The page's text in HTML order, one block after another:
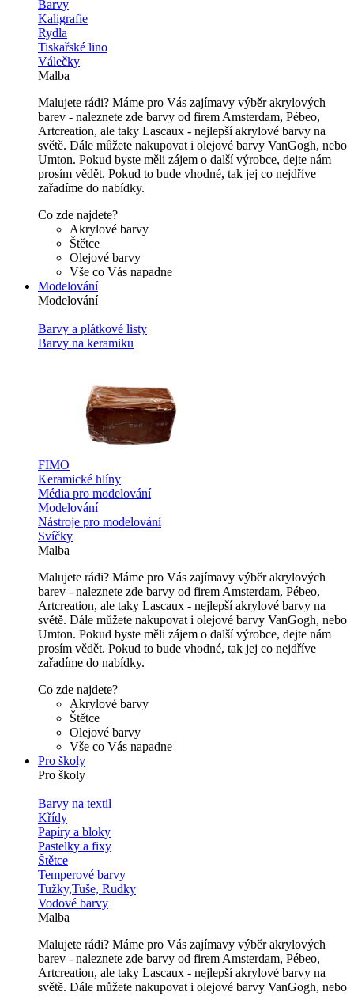
Barvy
Kaligrafie
Rydla
Tiskařské lino
Válečky
Malba
Malujete rádi? Máme pro Vás zajímavy výběr akrylových
barev - naleznete zde barvy od firem Amsterdam, Pébeo,
Artcreation, ale taky Lascaux - nejlepší akrylové barvy na
světě. Dále můžete nakupovat i olejové barvy VanGogh, nebo
Umton. Pokud byste měli zájem o další výrobce, dejte nám
prosím vědět. Pokud to bude vhodné, tak jej co nejdříve
zařadíme do nabídky.
Co zde najdete?
Akrylové barvy
Štětce
Olejové barvy
Vše co Vás napadne
Modelování
Modelování
Barvy a plátkové listy
Barvy na keramiku
FIMO
Keramické hlíny
Média pro modelování
Modelování
Nástroje pro modelování
Svíčky
Malba
Malujete rádi? Máme pro Vás zajímavy výběr akrylových
barev - naleznete zde barvy od firem Amsterdam, Pébeo,
Artcreation, ale taky Lascaux - nejlepší akrylové barvy na
světě. Dále můžete nakupovat i olejové barvy VanGogh, nebo
Umton. Pokud byste měli zájem o další výrobce, dejte nám
prosím vědět. Pokud to bude vhodné, tak jej co nejdříve
zařadíme do nabídky.
Co zde najdete?
Akrylové barvy
Štětce
Olejové barvy
Vše co Vás napadne
Pro školy
Pro školy
Barvy na textil
Křídy
Papíry a bloky
Pastelky a fixy
Štětce
Temperové barvy
Tužky,Tuše, Rudky
Vodové barvy
Malba
Malujete rádi? Máme pro Vás zajímavy výběr akrylových
barev - naleznete zde barvy od firem Amsterdam, Pébeo,
Artcreation, ale taky Lascaux - nejlepší akrylové barvy na
světě. Dále můžete nakupovat i olejové barvy VanGogh, nebo